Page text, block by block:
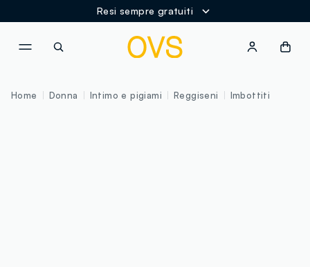
Resi sempre gratuiti
Home Donna Intimo e pigiami Reggiseni Imbottiti